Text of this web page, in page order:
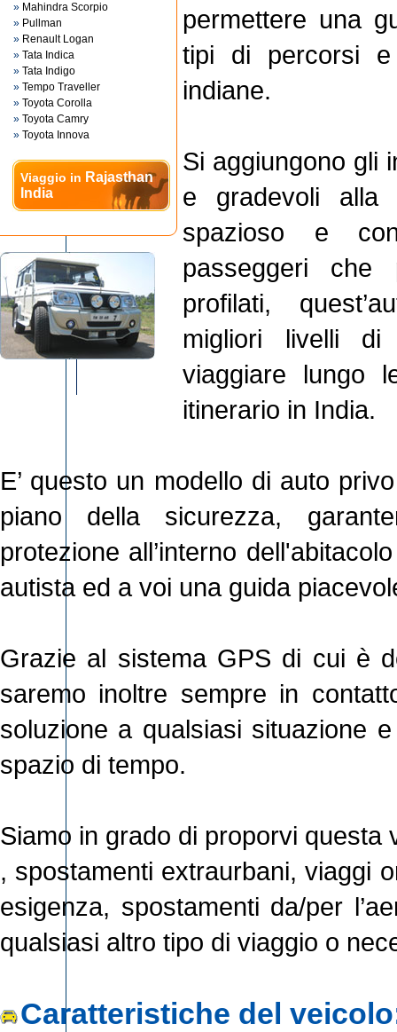
» Mahindra Scorpio
» Pullman
» Renault Logan
» Tata Indica
» Tata Indigo
» Tempo Traveller
» Toyota Corolla
» Toyota Camry
» Toyota Innova
Viaggio in Rajasthan
India
permettere una
tipi di percorsi
indiane.
Si aggiungono gli
e gradevoli alla
spazioso e
passeggeri che
profilati,
migliori livelli
viaggiare lungo
itinerario in India.
E’ questo un modello di auto
piano della sicurezza,
protezione all’interno
autista ed a voi una guida
Grazie al sistema GPS di cui è
saremo inoltre sempre in
soluzione a qualsiasi situazione
spazio di tempo.
Siamo in grado di proporvi
, spostamenti extraurbani, viaggi
esigenza, spostamenti da/per
qualsiasi altro tipo di viaggio o
Caratteristiche del